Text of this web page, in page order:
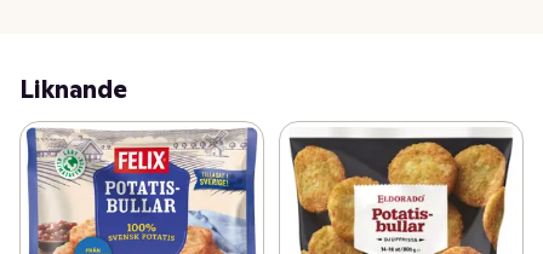
garanterat inte att bli besviken! För att läsa mer om Felix
produkter besök felix.se
Liknande